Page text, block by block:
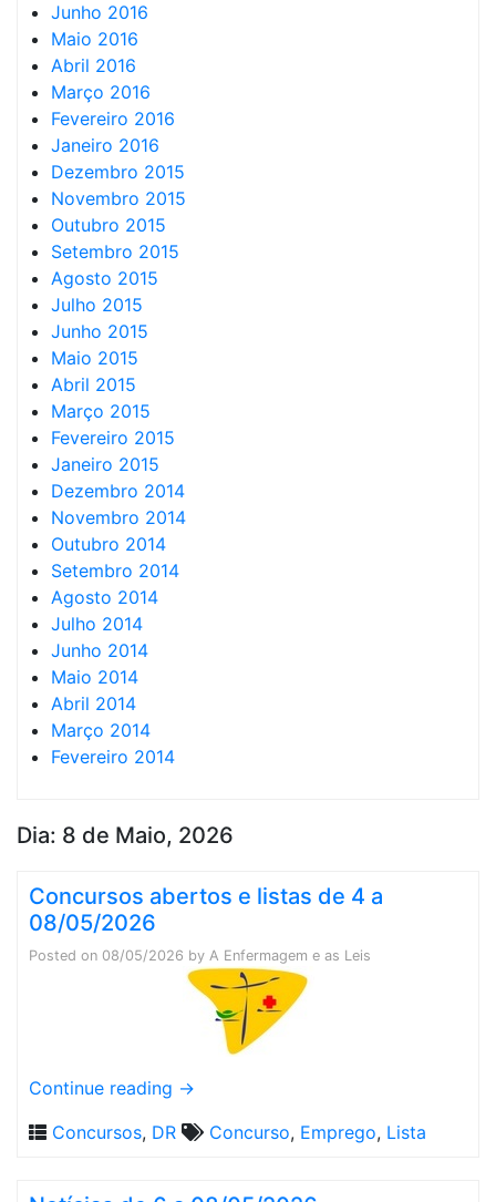
Junho 2016
Maio 2016
Abril 2016
Março 2016
Fevereiro 2016
Janeiro 2016
Dezembro 2015
Novembro 2015
Outubro 2015
Setembro 2015
Agosto 2015
Julho 2015
Junho 2015
Maio 2015
Abril 2015
Março 2015
Fevereiro 2015
Janeiro 2015
Dezembro 2014
Novembro 2014
Outubro 2014
Setembro 2014
Agosto 2014
Julho 2014
Junho 2014
Maio 2014
Abril 2014
Março 2014
Fevereiro 2014
Dia: 8 de Maio, 2026
Concursos abertos e listas de 4 a
08/05/2026
Posted on 08/05/2026 by A Enfermagem e as Leis
Continue reading →
Concursos, DR Concurso, Emprego, Lista